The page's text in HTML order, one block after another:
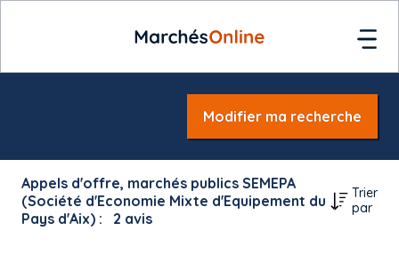
Modifier ma recherche
Appels d'offre, marchés publics SEMEPA
(Société d'Economie Mixte d'Equipement du
Pays d'Aix) :
2 avis
Trier
par